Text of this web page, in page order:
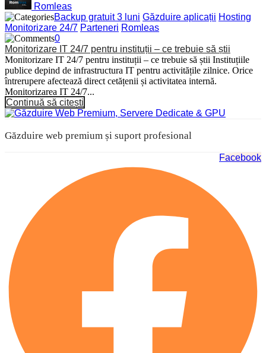
Romleas
Backup gratuit 3 luni Găzduire aplicații Hosting
Monitorizare 24/7 Parteneri Romleas
0
Monitorizare IT 24/7 pentru instituții – ce trebuie să știi
Monitorizare IT 24/7 pentru instituții – ce trebuie să știi Instituțiile
publice depind de infrastructura IT pentru activitățile zilnice. Orice
întrerupere afectează direct cetățenii și activitatea internă.
Monitorizarea IT 24/7...
Continuă să citești
Găzduire web premium și suport profesional
Facebook